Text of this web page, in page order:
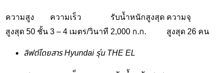
ความสูง ความเร็ว รับน้ำหนักสูงสุด ความจุ
สูงสุด 50 ชั้น 3 – 4 เมตร/วินาที 2,000 ก.ก. สูงสุด 26 คน
ลิฟต์โดยสาร Hyundai รุ่น THE EL